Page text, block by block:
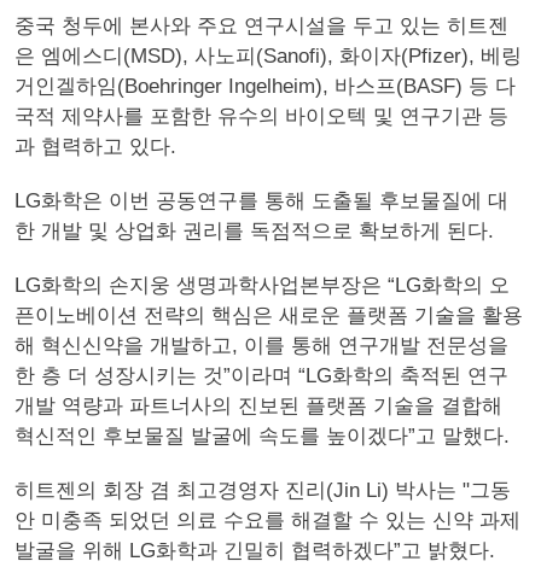
중국 청두에 본사와 주요 연구시설을 두고 있는 히트젠
은 엠에스디(MSD), 사노피(Sanofi), 화이자(Pfizer), 베링
거인겔하임(Boehringer Ingelheim), 바스프(BASF) 등 다
국적 제약사를 포함한 유수의 바이오텍 및 연구기관 등
과 협력하고 있다.
LG화학은 이번 공동연구를 통해 도출될 후보물질에 대
한 개발 및 상업화 권리를 독점적으로 확보하게 된다.
LG화학의 손지웅 생명과학사업본부장은 “LG화학의 오
픈이노베이션 전략의 핵심은 새로운 플랫폼 기술을 활용
해 혁신신약을 개발하고, 이를 통해 연구개발 전문성을
한 층 더 성장시키는 것”이라며 “LG화학의 축적된 연구
개발 역량과 파트너사의 진보된 플랫폼 기술을 결합해
혁신적인 후보물질 발굴에 속도를 높이겠다”고 말했다.
히트젠의 회장 겸 최고경영자 진리(Jin Li) 박사는 "그동
안 미충족 되었던 의료 수요를 해결할 수 있는 신약 과제
발굴을 위해 LG화학과 긴밀히 협력하겠다”고 밝혔다.